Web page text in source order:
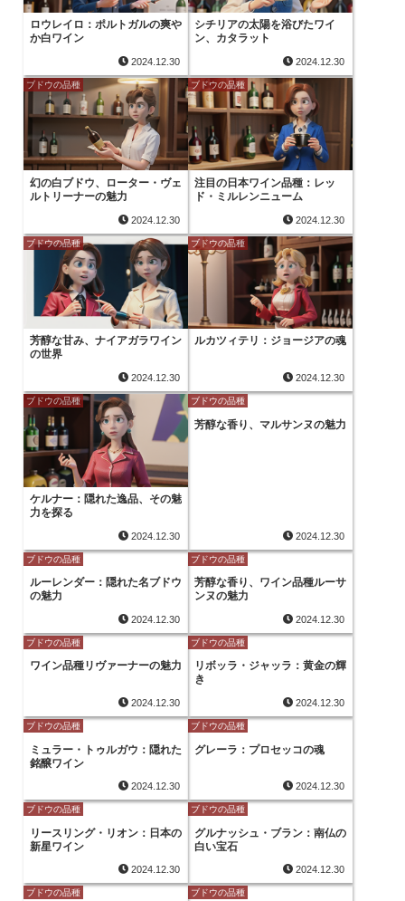
ロウレイロ：ポルトガルの爽や
か白ワイン
2024.12.30
シチリアの太陽を浴びたワイ
ン、カタラット
2024.12.30
ブドウの品種
幻の白ブドウ、ローター・ヴェ
ルトリーナーの魅力
2024.12.30
ブドウの品種
注目の日本ワイン品種：レッ
ド・ミルレンニューム
2024.12.30
ブドウの品種
芳醇な甘み、ナイアガラワイン
の世界
2024.12.30
ブドウの品種
ルカツィテリ：ジョージアの魂
2024.12.30
ブドウの品種
ケルナー：隠れた逸品、その魅
力を探る
2024.12.30
ブドウの品種
芳醇な香り、マルサンヌの魅力
2024.12.30
ブドウの品種
ルーレンダー：隠れた名ブドウ
の魅力
2024.12.30
ブドウの品種
芳醇な香り、ワイン品種ルーサ
ンヌの魅力
2024.12.30
ブドウの品種
ワイン品種リヴァーナーの魅力
2024.12.30
ブドウの品種
リボッラ・ジャッラ：黄金の輝
き
2024.12.30
ブドウの品種
ミュラー・トゥルガウ：隠れた
銘醸ワイン
2024.12.30
ブドウの品種
グレーラ：プロセッコの魂
2024.12.30
ブドウの品種
リースリング・リオン：日本の
新星ワイン
2024.12.30
ブドウの品種
グルナッシュ・ブラン：南仏の
白い宝石
2024.12.30
ブドウの品種 ブドウの品種